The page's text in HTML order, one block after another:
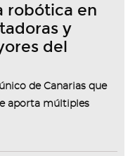
robótica en
y
del
de Canarias que
aporta múltiples